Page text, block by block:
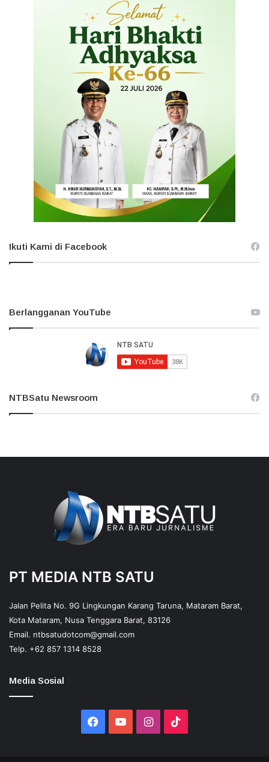
Ikuti Kami di Facebook
Berlangganan YouTube
NTBSatu Newsroom
PT MEDIA NTB SATU
Jalan Pelita No. 9G Lingkungan Karang Taruna, Mataram Barat,
Kota Mataram, Nusa Tenggara Barat, 83126
Email. ntbsatudotcom@gmail.com
Telp. +62 857 1314 8528
Media Sosial
Facebook
YouTubeInstagram